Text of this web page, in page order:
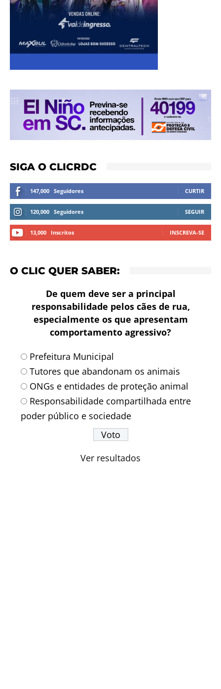
SIGA O CLICRDC
147,000 Seguidores CURTIR
120,000 Seguidores SEGUIR
13,000 Inscritos INSCREVA-SE
O CLIC QUER SABER:
De quem deve ser a principal
responsabilidade pelos cães de rua,
especialmente os que apresentam
comportamento agressivo?
Prefeitura Municipal
Tutores que abandonam os animais
ONGs e entidades de proteção animal
Responsabilidade compartilhada entre
poder público e sociedade
Ver resultados